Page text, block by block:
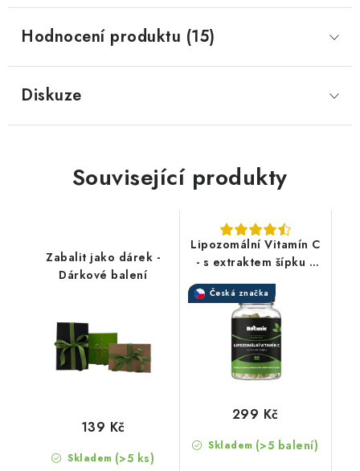
Hodnocení produktu (15)
Diskuze
Související produkty
Zabalit jako dárek -
Dárkové balení
Skladem (>5 ks)
139 Kč
Lipozomální Vitamín C
- s extraktem šípku v
kapslích
Česká značka
Skladem (>5 balení)
299 Kč